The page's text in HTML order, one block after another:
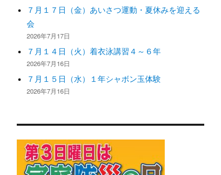
７月１７日（金）あいさつ運動・夏休みを迎える
会
2026年7月17日
７月１４日（火）着衣泳講習４～６年
2026年7月16日
７月１５日（水）１年シャボン玉体験
2026年7月16日